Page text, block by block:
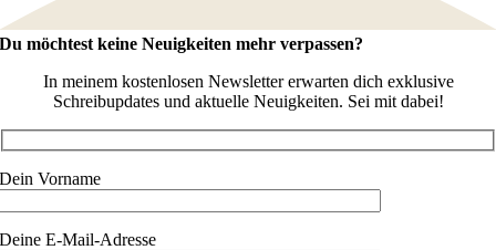
Du möchtest keine Neuigkeiten mehr verpassen?
In meinem kostenlosen Newsletter erwarten dich exklusive
Schreibupdates und aktuelle Neuigkeiten. Sei mit dabei!
Dein Vorname
Deine E-Mail-Adresse